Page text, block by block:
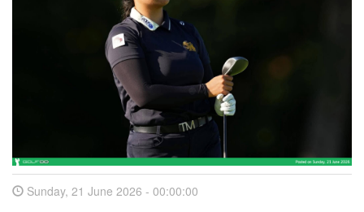
Sunday, 21 June 2026 - 00:00:00